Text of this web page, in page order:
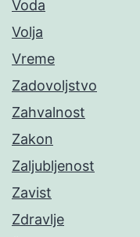
Voda
Volja
Vreme
Zadovoljstvo
Zahvalnost
Zakon
Zaljubljenost
Zavist
Zdravlje